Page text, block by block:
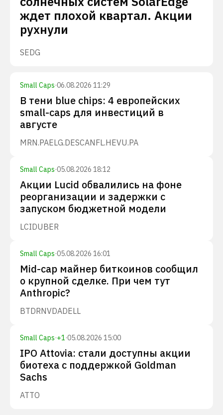
ждет плохой квартал. Акции
рухнули
SEDG
Small Caps·06.08.2026 11:29
В тени blue chips: 4 европейских
small-caps для инвестиций в
августе
MRN.PAELG.DESCANFL.HEVU.PA
Small Caps·05.08.2026 18:12
Акции Lucid обвалились на фоне
реорганизации и задержки с
запуском бюджетной модели
LCIDUBER
Small Caps·05.08.2026 16:01
Mid-cap майнер биткоинов сообщил
о крупной сделке. При чем тут
Anthropic?
BTDRNVDADELL
Small Caps·+1·05.08.2026 15:00
IPO Attovia: стали доступны акции
биотеха с поддержкой Goldman
Sachs
ATTO